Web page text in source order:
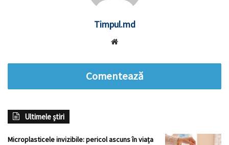
Timpul.md
Comentează
Ultimele știri
Microplasticele invizibile: pericol ascuns în viața